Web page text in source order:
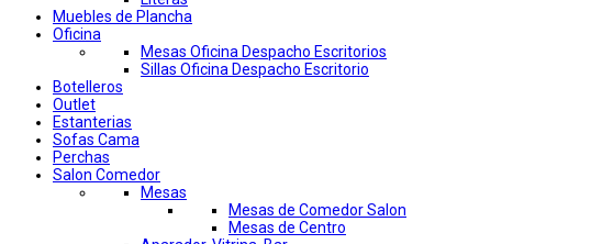
Muebles de Plancha
Oficina
Mesas Oficina Despacho Escritorios
Sillas Oficina Despacho Escritorio
Botelleros
Outlet
Estanterias
Sofas Cama
Perchas
Salon Comedor
Mesas
Mesas de Comedor Salon
Mesas de Centro